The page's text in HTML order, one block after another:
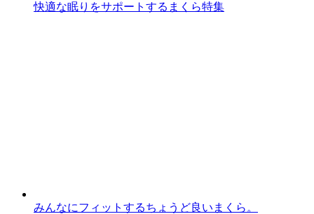
快適な眠りをサポートするまくら特集
みんなにフィットするちょうど良いまくら。